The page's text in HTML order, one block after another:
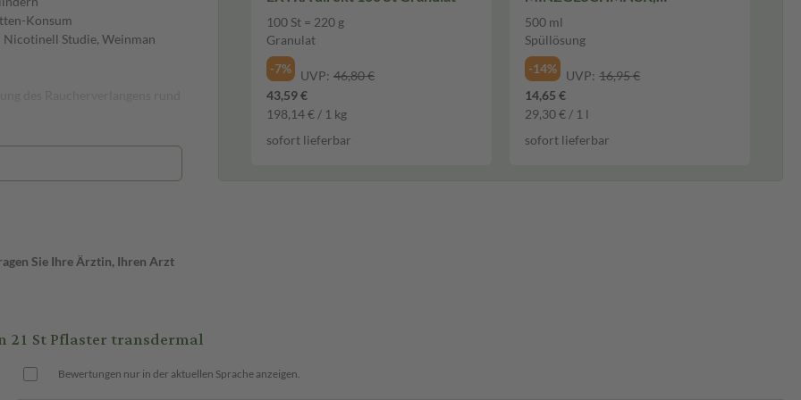
Konsum
Studie, Weinman
für regelmäßige Raucher.
während der
Ein besonderes Plus ist
sofortigen Rauchstopp
Sie Ihre Ärztin, Ihren Arzt
100 St = 220 g
Granulat
-7%
UVP: 46,80 €
43,59 €
198,14 € / 1 kg
sofort lieferbar
ALKOHOLFREI 500 ml
Spüllösung
500 ml
Spüllösung
-14%
UVP: 16,95 €
14,65 €
29,30 € / 1 l
sofort lieferbar
21 St Pflaster transdermal
Bewertungen nur in der aktuellen Sprache anzeigen.